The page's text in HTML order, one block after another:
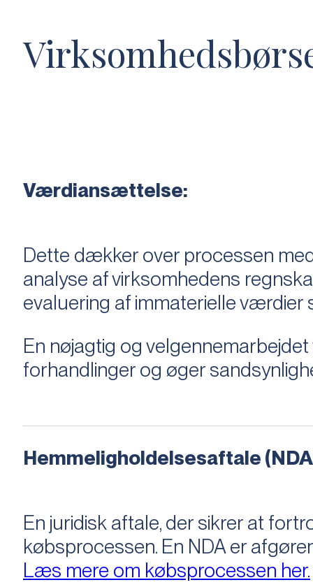
Værdiansættelse:
Dette dækker over processen
analyse af virksomhedens
evaluering af immaterielle
En nøjagtig og
forhandlinger og øger
Hemmeligholdelsesaftale
En juridisk aftale, der sikrer at
købsprocessen​​. En NDA er
Læs mere om købsprocessen her.